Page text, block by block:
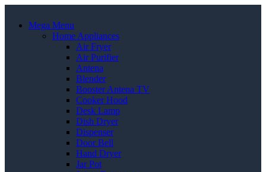
Mega Menu
Home Appliances
Air Fryer
Air Purifier
Antena
Blender
Booster Antena TV
Cooker Hood
Desk Lamp
Dish Dryer
Dispenser
Door Bell
Hand Dryer
Jar Pot